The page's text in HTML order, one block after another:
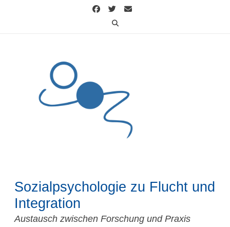
Sozialpsychologie zu Flucht und
Integration
Austausch zwischen Forschung und Praxis